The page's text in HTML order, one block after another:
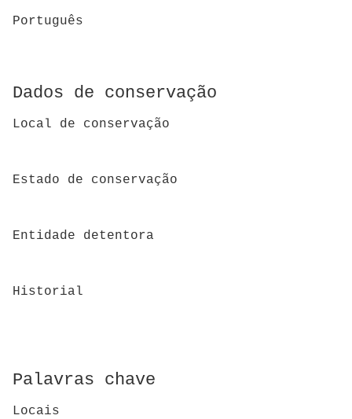
Português
Dados de conservação
Local de conservação
Estado de conservação
Entidade detentora
Historial
Palavras chave
Locais